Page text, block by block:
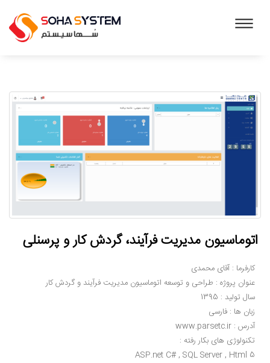
اتوماسیون مدیریت فرآیند، گردش کار و پرسنلی
کارفرما : آقای محمدی
عنوان پروژه : طراحی و توسعه اتوماسیون مدیریت فرآیند و گردش کار
سال تولید : 1395
زبان ها : فارسی
آدرس : www.parsetc.ir
تکنولوژی های بکار رفته :
ASP.net C# , SQL Server , Html 5